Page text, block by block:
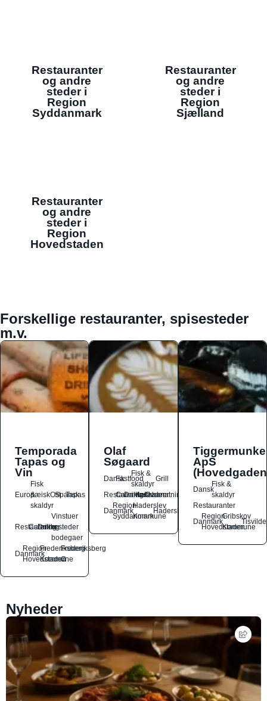
Restauranter
og andre
steder i
Region
Syddanmark
Restauranter
og andre
steder i
Region
Sjælland
Restauranter
og andre
steder i
Region
Hovedstaden
Forskellige restauranter, spisesteder
m.v.
Temporada
Tapas og
Vin
Europæisk
Fisk
&
skaldyr
OstSpansk
Tapas
Restauranter
Catering
Drikkesteder
Vinstuer
og
bodegaer
Danmark
Region
Hovedstaden
Frederiksberg
Kommune
Frederiksberg
C
Olaf
Søgaard
DanskFastfood
Fisk &
skaldyr
Grill
Restauranter
Catering
Drikkesteder
Kaffebarer
Overnatningssteder
Danmark
Region
Syddanmark
Haderslev
Kommune
Haderslev
ApS
Dansk
Fisk &
skaldyr
Restauranter
Danmark
Region
Hovedstaden
Gribskov
Kommune
Nyheder